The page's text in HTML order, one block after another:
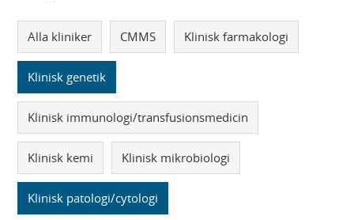
Alla kliniker CMMS Klinisk farmakologi
Klinisk genetik
Klinisk immunologi/transfusionsmedicin
Klinisk kemi Klinisk mikrobiologi
Klinisk patologi/cytologi